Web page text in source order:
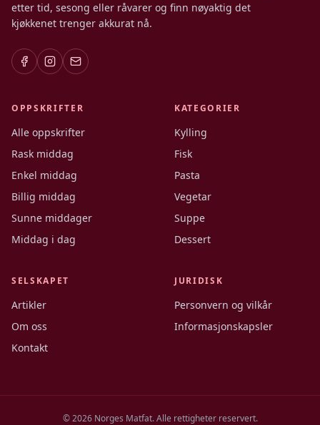
etter tid, sesong eller råvarer og finn nøyaktig det
kjøkkenet trenger akkurat nå.
OPPSKRIFTER
Alle oppskrifter
Rask middag
Enkel middag
Billig middag
Sunne middager
Middag i dag
KATEGORIER
Kylling
Fisk
Pasta
Vegetar
Suppe
Dessert
SELSKAPET
Artikler
Om oss
Kontakt
JURIDISK
Personvern og vilkår
Informasjonskapsler
©2026Norges Matfat. Alle rettigheter reservert.